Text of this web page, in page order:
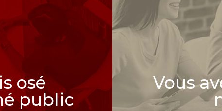
osé
public
Vous